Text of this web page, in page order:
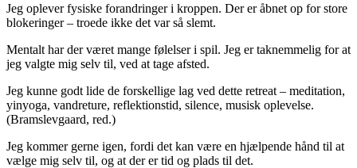
Jeg oplever fysiske forandringer i kroppen. Der er åbnet op for store
blokeringer – troede ikke det var så slemt.
Mentalt har der været mange følelser i spil. Jeg er taknemmelig for at
jeg valgte mig selv til, ved at tage afsted.
Jeg kunne godt lide de forskellige lag ved dette retreat – meditation,
yinyoga, vandreture, reflektionstid, silence, musisk oplevelse.
(Bramslevgaard, red.)
Jeg kommer gerne igen, fordi det kan være en hjælpende hånd til at
vælge mig selv til, og at der er tid og plads til det.